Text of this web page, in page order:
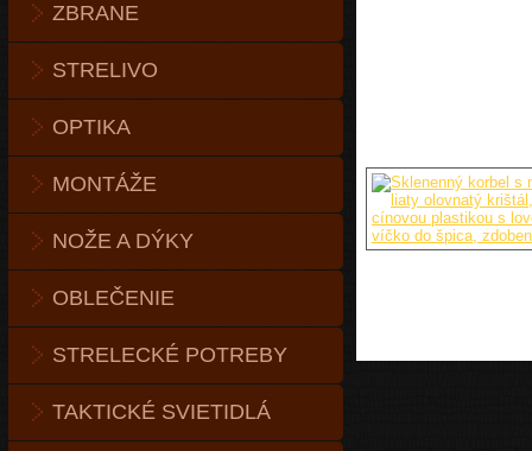
ZBRANE
STRELIVO
OPTIKA
MONTÁŽE
NOŽE A DÝKY
OBLEČENIE
STRELECKÉ POTREBY
TAKTICKÉ SVIETIDLÁ